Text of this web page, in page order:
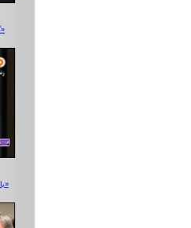
گفت‌وگو با یخ‌نوردان؛ «صفدریان» و «موسوی»
یادمان «امین نیا» و گفت‌وگو با «نصرت‌الله‌نوری»